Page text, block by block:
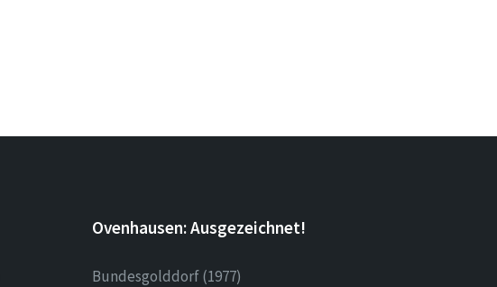
Ovenhausen: Ausgezeichnet!
Bundesgolddorf (1977)